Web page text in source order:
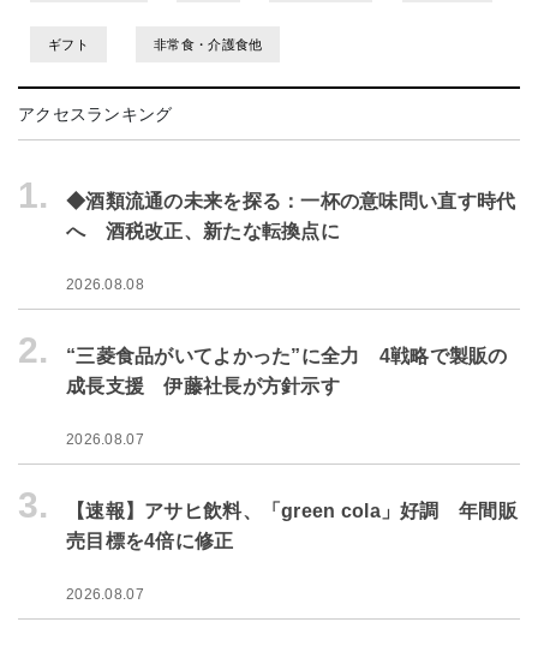
ギフト 非常食・介護食他
アクセスランキング
1.
◆酒類流通の未来を探る：一杯の意味問い直す時代
へ 酒税改正、新たな転換点に
2026.08.08
2.
“三菱食品がいてよかった”に全力 4戦略で製販の
成長支援 伊藤社長が方針示す
2026.08.07
3.
【速報】アサヒ飲料、「green cola」好調 年間販
売目標を4倍に修正
2026.08.07